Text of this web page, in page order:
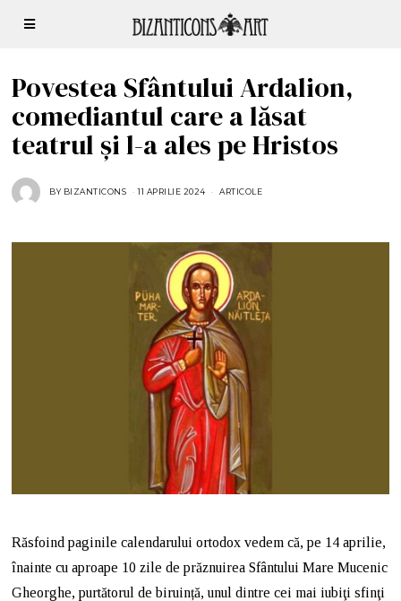
Povestea Sfântului Ardalion,
comediantul care a lăsat
teatrul și l-a ales pe Hristos
BY BIZANTICONS 11 APRILIE 2024
I
L
I
E
2
0
2
4
ARTICOLE
Răsfoind paginile calendarului ortodox vedem că, pe 14 aprilie,
înainte cu aproape 10 zile de prăznuirea Sfântului Mare Mucenic
Gheorghe, purtătorul de biruință, unul dintre cei mai iubiţi sfinţi